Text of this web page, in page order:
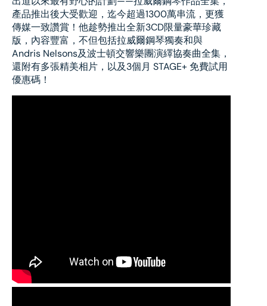
(3CD)
產品推出後大受歡迎，迄今超過1300萬串流，更獲
傳媒一致讚賞！他趁勢推出全新3CD限量豪華珍藏
版，內容豐富，不但包括拉威爾鋼琴獨奏和與
Andris Nelsons及波士頓交響樂團演繹協奏曲全集，
還附有多張精美相片，以及3個月 STAGE+ 免費試用
優惠碼！